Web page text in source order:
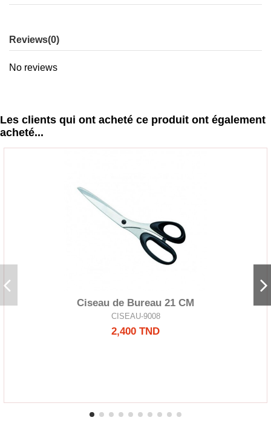
Reviews(0)
No reviews
Les clients qui ont acheté ce produit ont également
acheté...
Ciseau de Bureau 21 CM
CISEAU-9008
2,400 TND